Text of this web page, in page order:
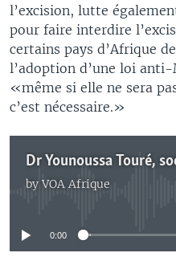
l’excision, lutte
pour faire interdire
certains pays d’Afrique
l’adoption d’une loi
«même si elle ne sera
c’est nécessaire.»
byVOA Afrique
No media
0:00